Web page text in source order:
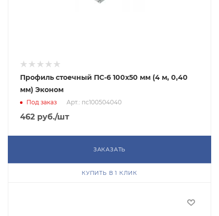
Профиль стоечный ПС-6 100х50 мм (4 м, 0,40
мм) Эконом
Под заказ Арт.: пс100504040
462 руб./шт
ЗАКАЗАТЬ
КУПИТЬ В 1 КЛИК